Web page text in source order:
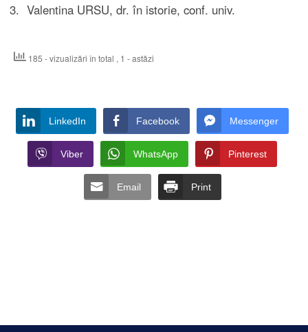
Valentina URSU, dr. în istorie, conf. univ.
185 - vizualizări în total , 1 - astăzi
LinkedIn Facebook Messenger
Viber WhatsApp Pinterest
Email Print